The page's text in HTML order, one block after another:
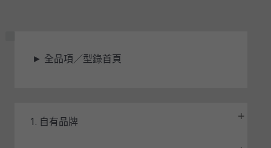
► 全品項／型錄首頁
1. 自有品牌